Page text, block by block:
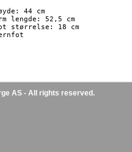
44 cm
lengde: 52,5 cm
størrelse: 18 cm
AS - All rights reserved.